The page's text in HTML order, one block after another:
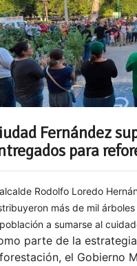
Fernández
para
Rodolfo Loredo
más de mil
a sumarse al
parte de la
el Gobierno